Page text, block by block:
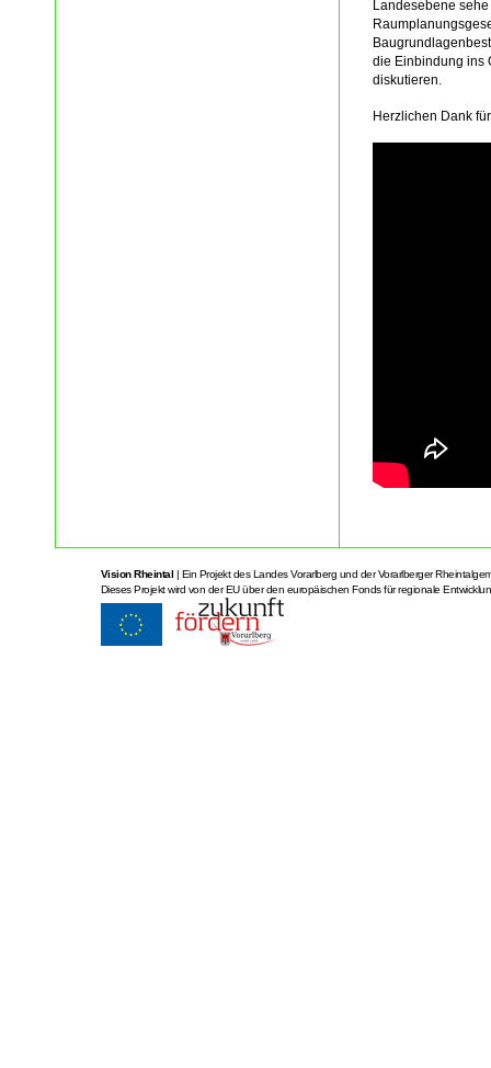
Landesebene
die Einbindung ins
diskutieren.
Herzlichen Dank
Vision Rheintal | Ein Projekt des Landes Vorarlberg und der Vorarlberger
Dieses Projekt wird von der EU über den europäischen Fonds für regionale